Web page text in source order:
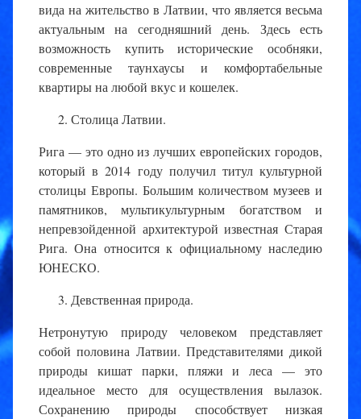
вида на жительство в Латвии, что является весьма
актуальным на сегодняшний день. Здесь есть
возможность купить исторические особняки,
современные таунхаусы и комфортабельные
квартиры на любой вкус и кошелек.
Столица Латвии.
Рига — это одно из лучших европейских городов,
который в 2014 году получил титул культурной
столицы Европы. Большим количеством музеев и
памятников, мультикультурным богатством и
непревзойденной архитектурой известная Старая
Рига. Она относится к официальному наследию
ЮНЕСКО.
Девственная природа.
Нетронутую природу человеком представляет
собой половина Латвии. Представителями дикой
природы кишат парки, пляжи и леса — это
идеальное место для осуществления вылазок.
Сохранению природы способствует низкая